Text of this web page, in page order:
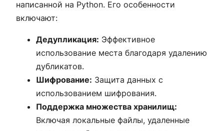
написанной на Python. Его особенности
включают:
Дедупликация: Эффективное
использование места благодаря удалению
дубликатов.
Шифрование: Защита данных с
использованием шифрования.
Поддержка множества хранилищ:
Включая локальные файлы, удаленные